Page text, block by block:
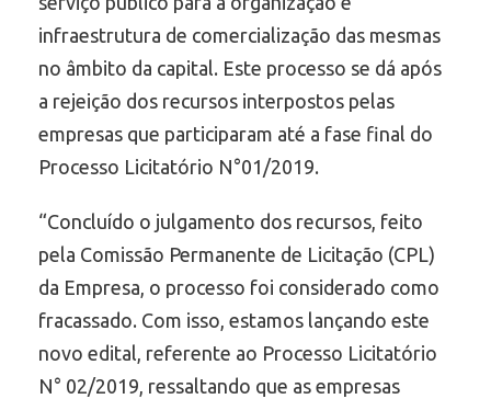
infraestrutura de comercialização das mesmas
no âmbito da capital. Este processo se dá após
a rejeição dos recursos interpostos pelas
empresas que participaram até a fase final do
Processo Licitatório N°01/2019.
“Concluído o julgamento dos recursos, feito
pela Comissão Permanente de Licitação (CPL)
da Empresa, o processo foi considerado como
fracassado. Com isso, estamos lançando este
novo edital, referente ao Processo Licitatório
N° 02/2019, ressaltando que as empresas